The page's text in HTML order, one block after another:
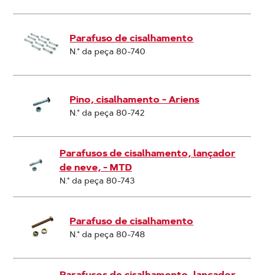
Parafuso de cisalhamento
N.° da peça 80-740
Pino, cisalhamento - Ariens
N.° da peça 80-742
Parafusos de cisalhamento, lançador
de neve, - MTD
N.° da peça 80-743
Parafuso de cisalhamento
N.° da peça 80-748